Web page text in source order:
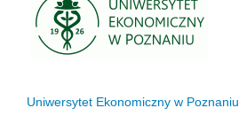
Uniwersytet Ekonomiczny w Poznaniu